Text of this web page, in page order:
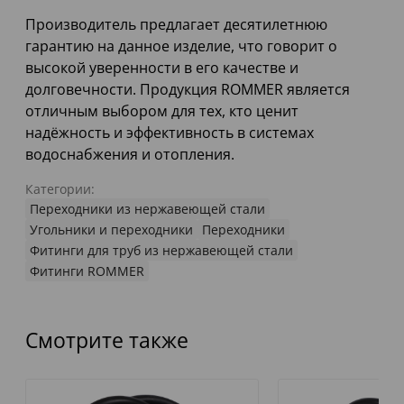
Производитель предлагает десятилетнюю
гарантию на данное изделие, что говорит о
высокой уверенности в его качестве и
долговечности. Продукция ROMMER является
отличным выбором для тех, кто ценит
надёжность и эффективность в системах
водоснабжения и отопления.
Категории:
Переходники из нержавеющей стали
Угольники и переходники
Переходники
Фитинги для труб из нержавеющей стали
Фитинги ROMMER
Смотрите также